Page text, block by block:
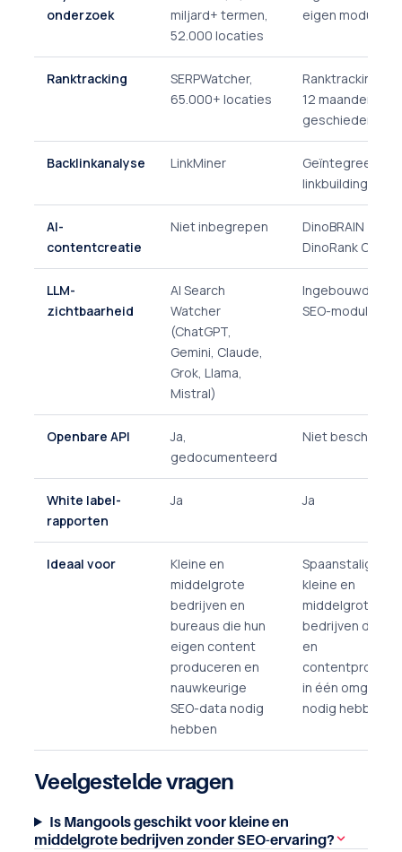
onderzoek
miljard+ termen,
52.000 locaties
eigen module
Ranktracking
SERPWatcher,
65.000+ locaties
Ranktracking
12 maanden
geschiedenis
Backlinkanalyse LinkMiner
Geïntegreerde
linkbuilding
AI-
contentcreatie
Niet inbegrepen
DinoBRAIN +
DinoRank
LLM-
zichtbaarheid
AI Search
Watcher
(ChatGPT,
Gemini, Claude,
Grok, Llama,
Mistral)
Ingebouwde
SEO-module
Openbare API
Ja,
gedocumenteerd
Niet
White label-
rapporten
Ja Ja
Ideaal voor
Kleine en
middelgrote
bedrijven en
bureaus die hun
eigen content
produceren en
nauwkeurige
SEO-data nodig
hebben
Spaanstalige
kleine en
middelgrote
bedrijven die
en
in één omgeving
nodig hebben
Veelgestelde vragen
Is Mangools geschikt voor kleine en
middelgrote bedrijven zonder SEO-ervaring?